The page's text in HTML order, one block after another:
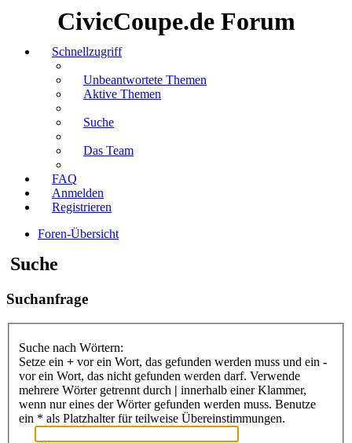
CivicCoupe.de Forum
Schnellzugriff
Unbeantwortete Themen
Aktive Themen
Suche
Das Team
FAQ
Anmelden
Registrieren
Foren-Übersicht
Suche
Suchanfrage
Suche nach Wörtern:
Setze ein + vor ein Wort, das gefunden werden muss und ein -
vor ein Wort, das nicht gefunden werden darf. Verwende
mehrere Wörter getrennt durch | innerhalb einer Klammer,
wenn nur eines der Wörter gefunden werden muss. Benutze
ein * als Platzhalter für teilweise Übereinstimmungen.